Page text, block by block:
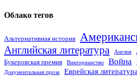
Облако тегов
Альтернативная история
Английская литература Англия
Букеровская премия
Викторианство Война
Документальная проза Еврейская литература